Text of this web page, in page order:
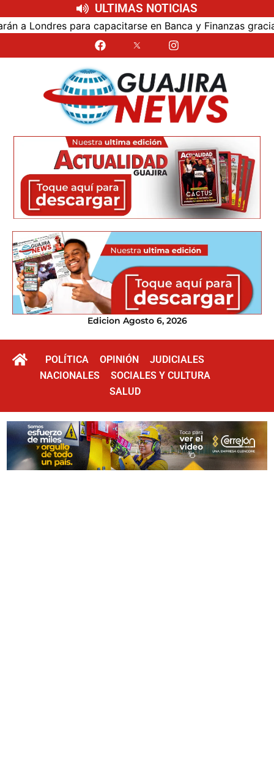
ULTIMAS NOTICIAS
para capacitarse en Banca y Finanzas gracias a
Edicion Agosto 6, 2026
POLÍTICA OPINIÓN
JUDICIALES
NACIONALES
SOCIALES Y CULTURA
SALUD